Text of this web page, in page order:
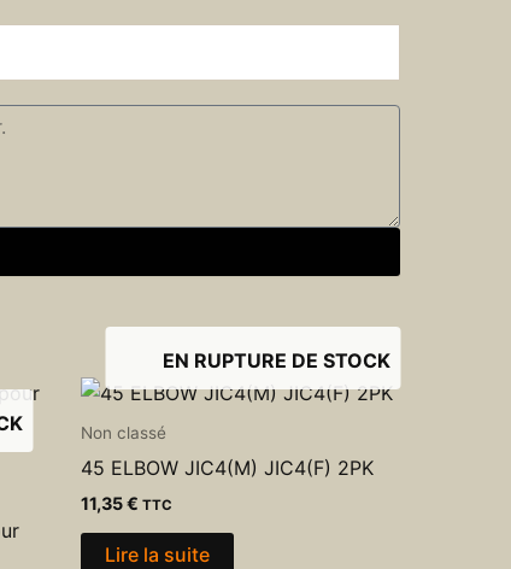
EN RUPTURE DE STOCK
Non classé
45 ELBOW JIC4(M) JIC4(F) 2PK
11,35€ TTC
Lire la suite